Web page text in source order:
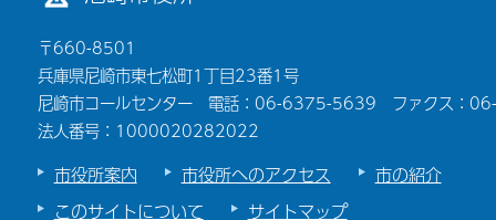
〒660-8501
兵庫県尼崎市東七松町1丁目23番1号
尼崎市コールセンター 電話：06-6375-5639 ファクス：
法人番号：1000020282022
市役所案内 市役所へのアクセス
市の紹介
このサイトについて
サイトマップ